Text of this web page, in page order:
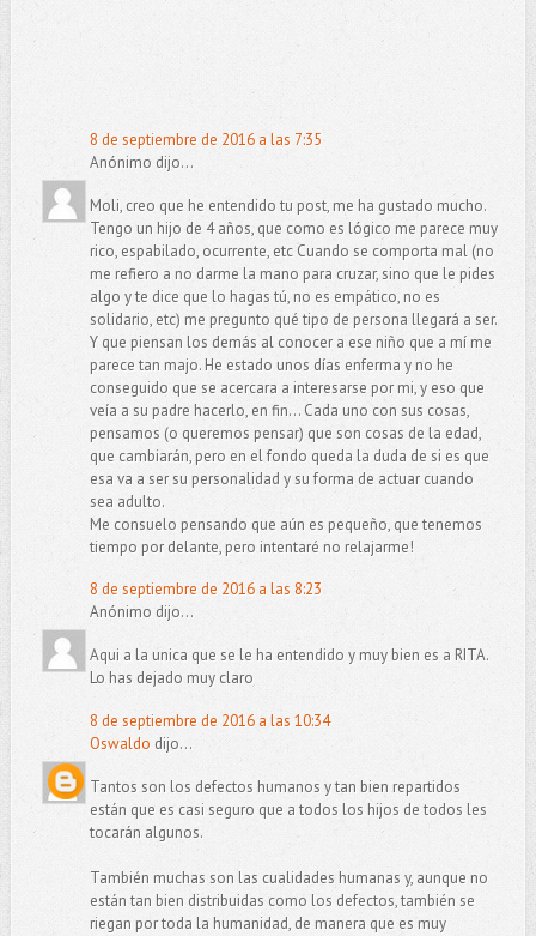
8 de septiembre de 2016 a las 7:35
Anónimo dijo...
Moli, creo que he entendido tu post, me ha gustado mucho.
Tengo un hijo de 4 años, que como es lógico me parece muy
rico, espabilado, ocurrente, etc Cuando se comporta mal (no
me refiero a no darme la mano para cruzar, sino que le pides
algo y te dice que lo hagas tú, no es empático, no es
solidario, etc) me pregunto qué tipo de persona llegará a ser.
Y que piensan los demás al conocer a ese niño que a mí me
parece tan majo. He estado unos días enferma y no he
conseguido que se acercara a interesarse por mi, y eso que
veía a su padre hacerlo, en fin... Cada uno con sus cosas,
pensamos (o queremos pensar) que son cosas de la edad,
que cambiarán, pero en el fondo queda la duda de si es que
esa va a ser su personalidad y su forma de actuar cuando
sea adulto.
Me consuelo pensando que aún es pequeño, que tenemos
tiempo por delante, pero intentaré no relajarme!
8 de septiembre de 2016 a las 8:23
Anónimo dijo...
Aqui a la unica que se le ha entendido y muy bien es a RITA.
Lo has dejado muy claro
8 de septiembre de 2016 a las 10:34
Oswaldo dijo...
Tantos son los defectos humanos y tan bien repartidos
están que es casi seguro que a todos los hijos de todos les
tocarán algunos.
También muchas son las cualidades humanas y, aunque no
están tan bien distribuidas como los defectos, también se
riegan por toda la humanidad, de manera que es muy